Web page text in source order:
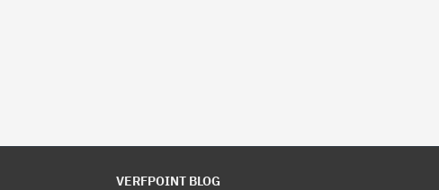
VERFPOINT BLOG